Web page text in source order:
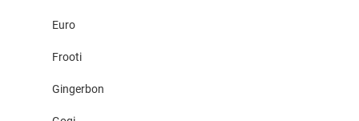
Euro
Frooti
Gingerbon